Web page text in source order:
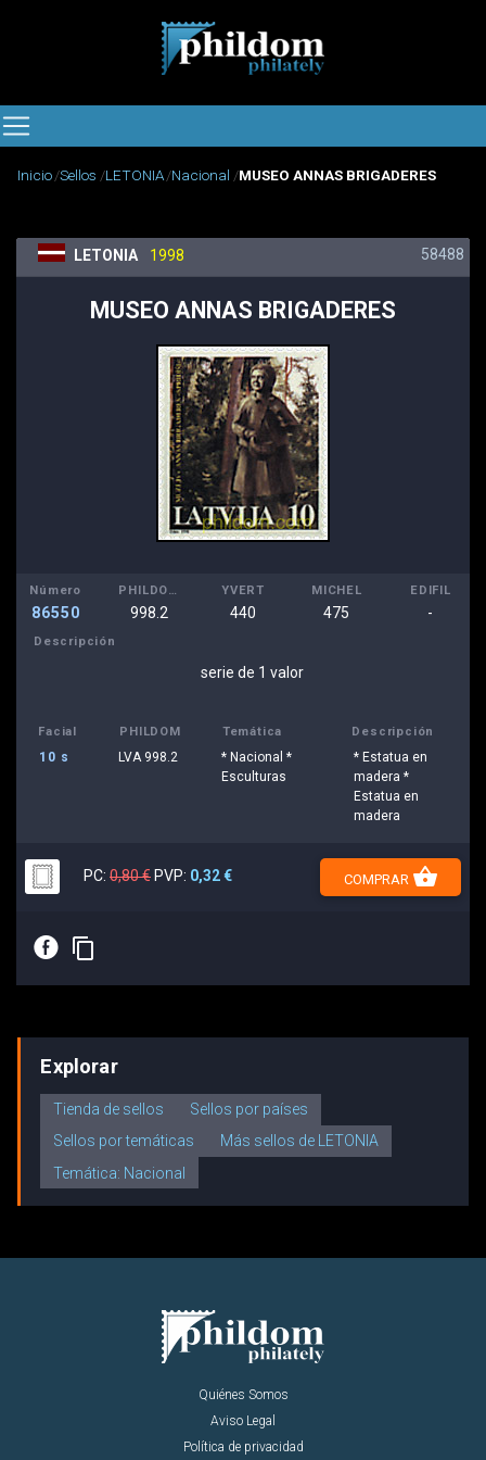
Inicio Sellos LETONIA Nacional MUSEO ANNAS BRIGADERES
LETONIA 1998 58488
MUSEO ANNAS BRIGADERES
Número
86550
PHILDOM
998.2
YVERT
440
MICHEL
475
EDIFIL
-
Descripción
serie de 1 valor
Facial PHILDOM Temática Descripción
10 s LVA 998.2
* Nacional *
Esculturas
* Estatua en
madera *
Estatua en
madera
PC: 0,80 € PVP: 0,32 € COMPRAR shopping_basket
E content_copy
Explorar
Tienda de sellos
Sellos por países
Sellos por temáticas
Más sellos de LETONIA
Temática: Nacional
Quiénes Somos
Aviso Legal
Política de privacidad